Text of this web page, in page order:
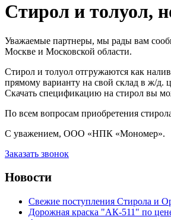
Стирол и толуол,
Уважаемые партнеры, мы рады вам
Москве и Московской области.
Стирол и толуол отгружаются как
прямому варианту на свой склад в ж/д.
Скачать спецификацию на стирол вы
По всем вопросам приобретения
С уважением, ООО «НПК «Мономер».
Заказать звонок
Новости
Свежие поступления Стирола и
Дорожная краска "АК-511" по